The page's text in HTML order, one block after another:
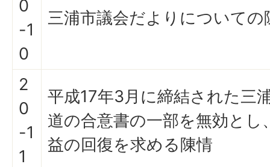
0
-1
0
三浦市議会だよりについての
2
0
-1
1
平成17年3月に締結された三
道の合意書の一部を無効とし
益の回復を求める陳情